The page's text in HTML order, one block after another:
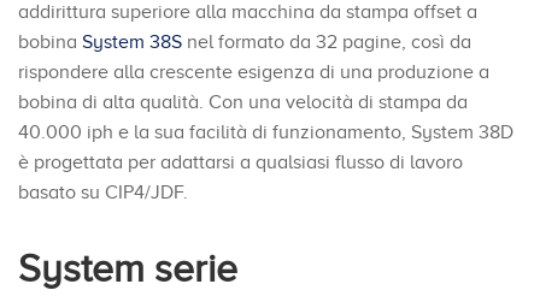
addirittura superiore alla macchina da stampa offset a
bobina System 38S nel formato da 32 pagine, così da
rispondere alla crescente esigenza di una produzione a
bobina di alta qualità. Con una velocità di stampa da
40.000 iph e la sua facilità di funzionamento, System 38D
è progettata per adattarsi a qualsiasi flusso di lavoro
basato su CIP4/JDF.
System serie